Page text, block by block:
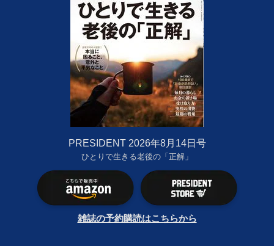
PRESIDENT 2026年8月14日号
ひとりで生きる老後の「正解」
雑誌の予約購読はこちらから